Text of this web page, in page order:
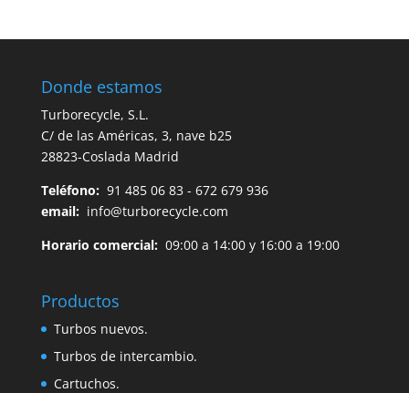
Donde estamos
Turborecycle, S.L.
C/ de las Américas, 3, nave b25
28823-Coslada Madrid
Teléfono: 91 485 06 83 - 672 679 936
email: info@turborecycle.com
Horario comercial:09:00 a 14:00 y 16:00 a 19:00
Productos
Turbos nuevos.
Turbos de intercambio.
Cartuchos.